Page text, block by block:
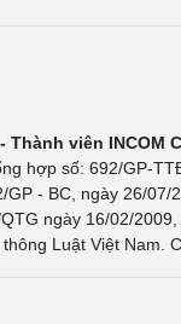
viên INCOM
hợp số: 692/GP-
- BC, ngày 26/
ngày 16/02/
Luật Việt Nam.